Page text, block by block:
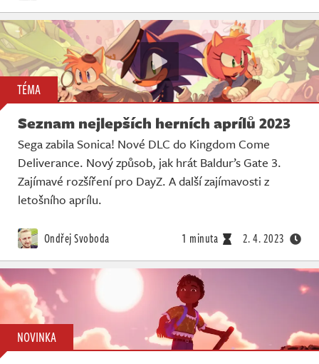
TÉMA
Seznam nejlepších herních aprílů 2023
Sega zabila Sonica! Nové DLC do Kingdom Come
Deliverance. Nový způsob, jak hrát Baldur’s Gate 3.
Zajímavé rozšíření pro DayZ. A další zajímavosti z
letošního aprílu.
Ondřej Svoboda 1 minuta 2. 4. 2023
NOVINKA